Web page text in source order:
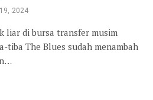
2024
liar di bursa transfer musim
tiba The Blues sudah menambah